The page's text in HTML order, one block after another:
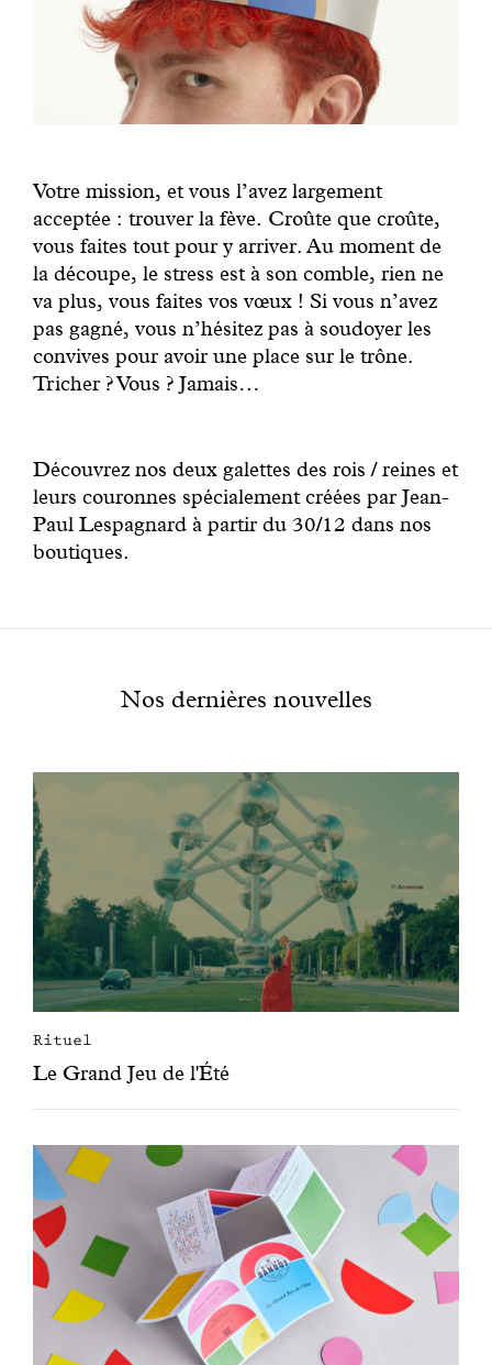
Votre mission, et vous l’avez largement
acceptée : trouver la fève. Croûte que croûte,
vous faites tout pour y arriver. Au moment de
la découpe, le stress est à son comble, rien ne
va plus, vous faites vos vœux ! Si vous n’avez
pas gagné, vous n’hésitez pas à soudoyer les
convives pour avoir une place sur le trône.
Tricher ? Vous ? Jamais…
Découvrez nos deux galettes des rois / reines et
leurs couronnes spécialement créées par Jean-
Paul Lespagnard à partir du 30/12 dans nos
boutiques.
Nos dernières nouvelles
Rituel
Le Grand Jeu de l'Été